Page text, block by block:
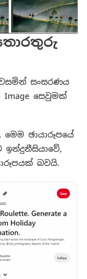
තොරතුරු
සංසරණය
Image සෙවුමක්
ඡායාරූපයේ
බවයි.